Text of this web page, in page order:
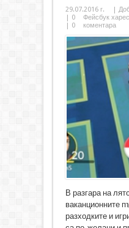
29.07.2016 г. |
| 0
Фейсбук
| 0 коментара
В разгара на
ваканционните
разходките и